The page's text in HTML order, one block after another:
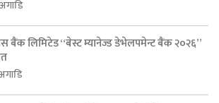
बैंक लिमिटेड “बेस्ट म्यानेज्ड डेभेलपमेन्ट बैंक २०२६”